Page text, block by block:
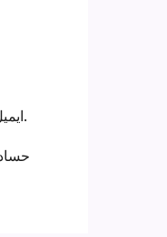
boardsupport@nlacrc.org ایمیل بزنید. درخواست ها باید پنج (5) روز کاری قبل از جلسه ارسال شوند.